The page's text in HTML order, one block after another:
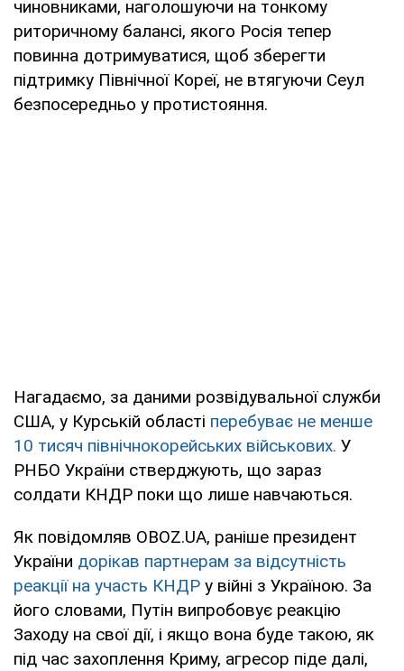
чиновниками, наголошуючи на тонкому
риторичному балансі, якого Росія тепер
повинна дотримуватися, щоб зберегти
підтримку Північної Кореї, не втягуючи Сеул
безпосередньо у протистояння.
Нагадаємо, за даними розвідувальної служби
США, у Курській області перебуває не менше
10 тисяч північнокорейських військових. У
РНБО України стверджують, що зараз
солдати КНДР поки що лише навчаються.
Як повідомляв OBOZ.UA, раніше президент
України дорікав партнерам за відсутність
реакції на участь КНДР у війні з Україною. За
його словами, Путін випробовує реакцію
Заходу на свої дії, і якщо вона буде такою, як
під час захоплення Криму, агресор піде далі,